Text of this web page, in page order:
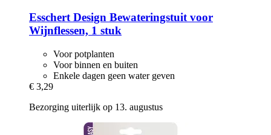
Esschert Design Bewateringstuit voor
Wijnflessen, 1 stuk
Voor potplanten
Voor binnen en buiten
Enkele dagen geen water geven
€ 3,29
Bezorging uiterlijk op 13. augustus